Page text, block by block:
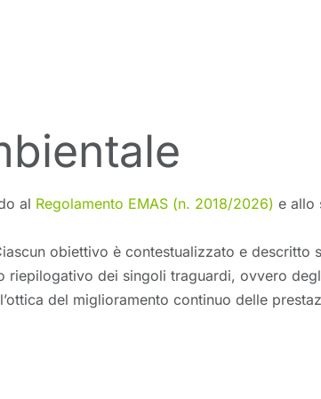
al Regolamento EMAS (n. 2018/2026) e allo
obiettivo è contestualizzato e descritto
dei singoli traguardi, ovvero
del miglioramento continuo delle